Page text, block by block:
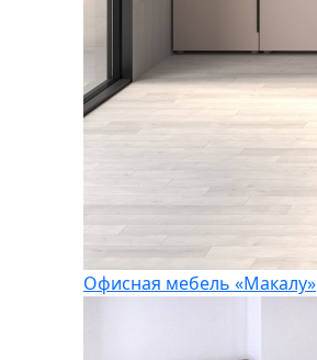
Офисная мебель «Макалу»